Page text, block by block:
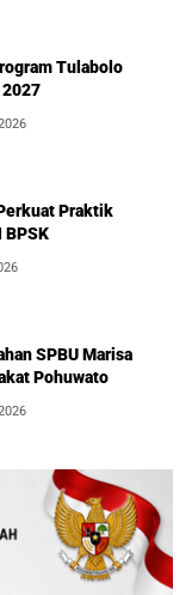
Tulabolo
Praktik
BPSK
SPBU Marisa
Pohuwato